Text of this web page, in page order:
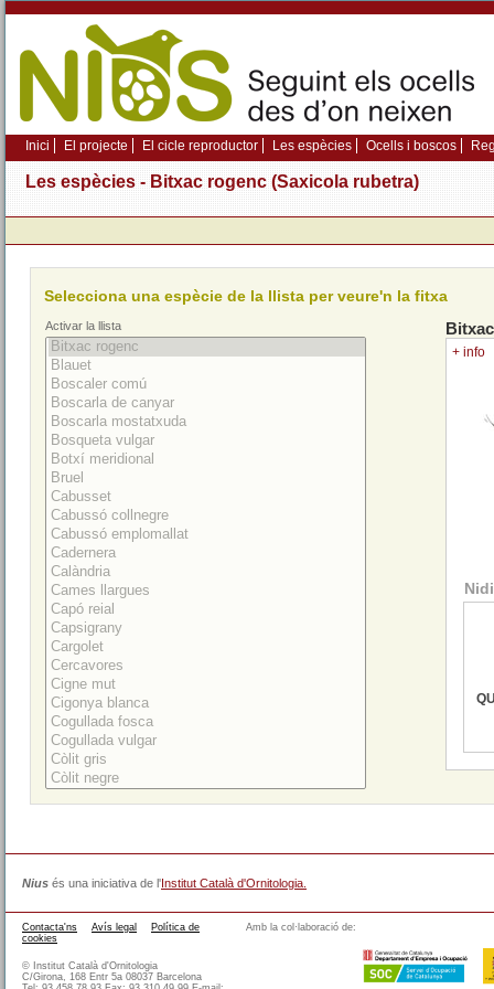
Inici El projecte El cicle reproductor Les espècies Ocells i boscos
Les espècies - Bitxac rogenc (Saxicola rubetra)
Selecciona una espècie de la llista per veure'n la fitxa
Activar la llista
+ info
Nius és una iniciativa de l'Institut Català d'Ornitologia.
Amb la col·laboració de:
Contacta'ns Avís legal
Política de
cookies
© Institut Català d'Ornitologia
C/Girona, 168 Entr 5a 08037 Barcelona